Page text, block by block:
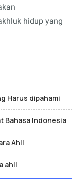
hidup yang
Harus dipahami
Bahasa Indonesia
Ahli
ahli